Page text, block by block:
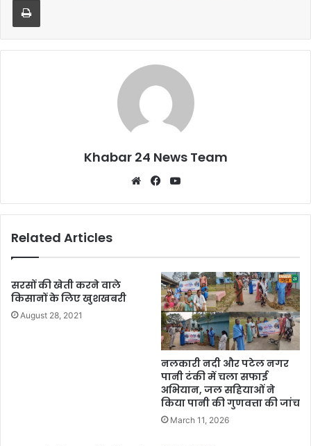
o
o
p
Khabar 24 News Team
WebsiteFacebook
Related Articles
सरसों की खेती करने वाले
किसानों के लिए खुशखबरी
August 28, 2021
नलकारी नदी और पटेल नगर
पानी टंकी में चला सफाई
अभियान, जल सहियाओं ने
किया पानी की गुणवत्ता की जांच
March 11, 2026